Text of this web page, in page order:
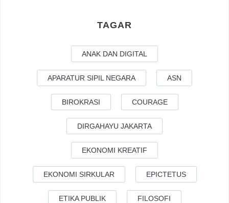
TAGAR
ANAK DAN DIGITAL
APARATUR SIPIL NEGARA ASN
BIROKRASI COURAGE
DIRGAHAYU JAKARTA
EKONOMI KREATIF
EKONOMI SIRKULAR EPICTETUS
ETIKA PUBLIK FILOSOFI